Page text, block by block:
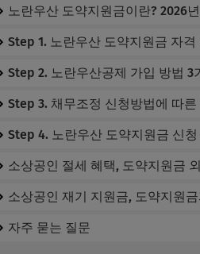
노란우산 도약지원금이란? 2026
Step 1. 노란우산 도약지원금 자격
Step 2. 노란우산공제 가입 방법 3
Step 3. 채무조정 신청방법에 따른
Step 4. 노란우산 도약지원금 신
소상공인 절세 혜택, 도약지원금
소상공인 재기 지원금, 도약지원
자주 묻는 질문